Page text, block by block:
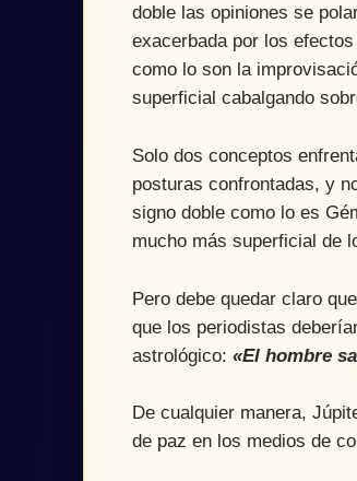
doble las opiniones se
exacerbada por los
como lo son la
superficial cabalgando
Solo dos conceptos
posturas confrontadas, y
signo doble como lo es
mucho más superficial de
Pero debe quedar claro
que los periodistas
astrológico: «El hombre
De cualquier manera,
de paz en los medios de